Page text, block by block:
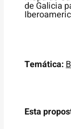
Temática:
Esta